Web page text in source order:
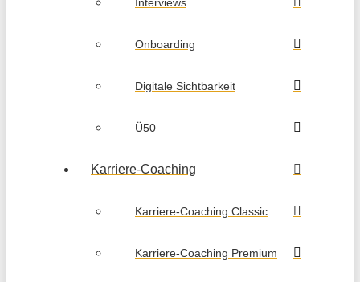
Interviews
Onboarding
Digitale Sichtbarkeit
Ü50
Karriere-Coaching
Karriere-Coaching Classic
Karriere-Coaching Premium